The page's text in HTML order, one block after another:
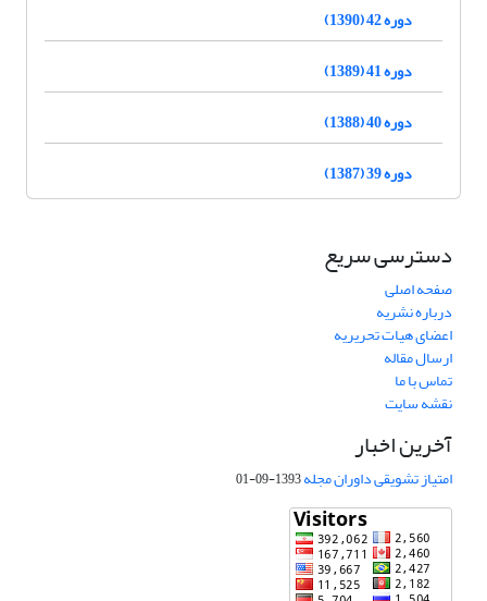
دوره 42 (1390)
دوره 41 (1389)
دوره 40 (1388)
دوره 39 (1387)
دسترسی سریع
صفحه اصلی
درباره نشریه
اعضای هیات تحریریه
ارسال مقاله
تماس با ما
نقشه سایت
آخرین اخبار
امتیاز تشویقی داوران مجله1393-09-01